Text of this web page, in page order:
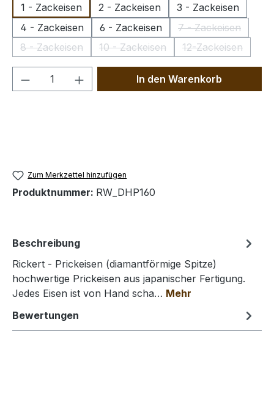
1 - Zackeisen
2 - Zackeisen
3 - Zackeisen
4 - Zackeisen
6 - Zackeisen 7 - Zackeisen
(Diese Option
8 - Zackeisen
(Diese Option ist zurzeit nicht verfügbar.)
10 - Zackeisen
(Diese Option ist zurzeit nicht
12-Zackeisen
(Diese Option
Produkt Anzahl: Gib denIn den Warenkorb
Zum Merkzettel hinzufügen
Produktnummer: RW_DHP160
Beschreibung
Rickert - Prickeisen (diamantförmige Spitze)
hochwertige Prickeisen aus japanischer Fertigung.
Jedes Eisen ist von Hand scha… Mehr
Bewertungen